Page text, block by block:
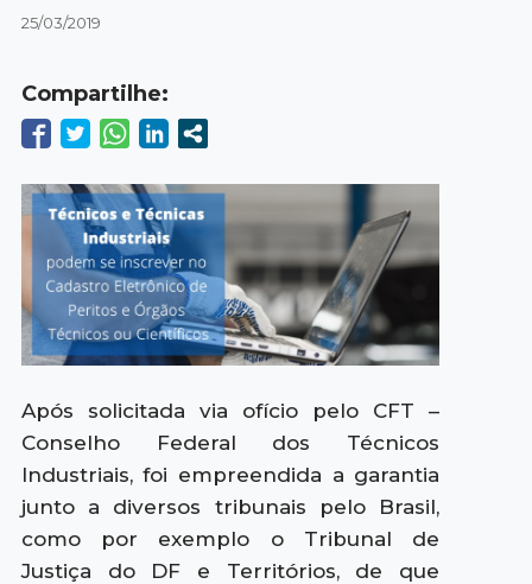
25/03/2019
Compartilhe:
Após solicitada via ofício pelo CFT –
Conselho Federal dos Técnicos
Industriais, foi empreendida a garantia
junto a diversos tribunais pelo Brasil,
como por exemplo o Tribunal de
Justiça do DF e Territórios, de que